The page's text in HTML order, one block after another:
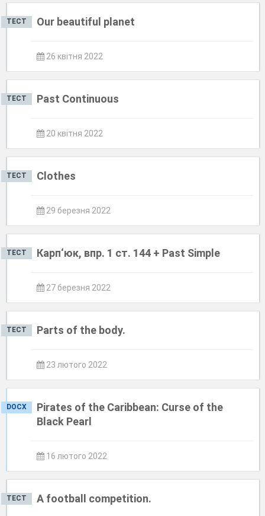
ТЕСТ Our beautiful planet
26 квітня 2022
ТЕСТ Past Continuous
20 квітня 2022
ТЕСТ Clothes
29 березня 2022
ТЕСТ Карп‘юк, впр. 1 ст. 144 + Past Simple
27 березня 2022
ТЕСТ Parts of the body.
23 лютого 2022
DOCX
Pirates of the Caribbean: Curse of the
Black Pearl
16 лютого 2022
ТЕСТ A football competition.